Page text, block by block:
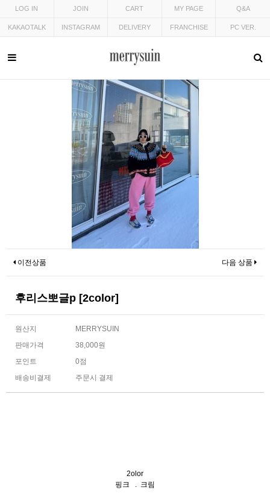
LOG IN JOIN CART MY PAGE Q&A
KAKAOTALK INSTAGRAM DELIVERY FRANCHISE PC VER.
이전상품 다음 상품
후리스뽀글p [2color]
원산지
MERRYSUIN
판매가격
38,000원
포인트
0점
배송비결제
주문시 결제
2olor
핑크 . 크림